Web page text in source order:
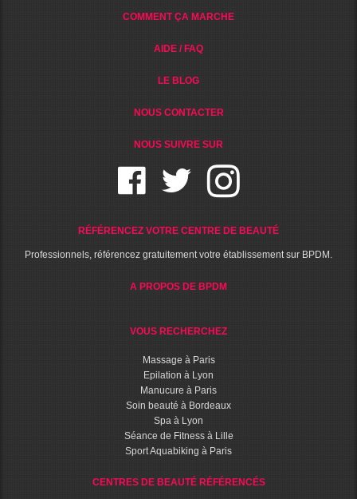
COMMENT ÇA MARCHE
AIDE / FAQ
LE BLOG
NOUS CONTACTER
NOUS SUIVRE SUR
RÉFÉRENCEZ VOTRE CENTRE DE BEAUTÉ
Professionnels, référencez gratuitement votre établissement sur BPDM.
A PROPOS DE BPDM
VOUS RECHERCHEZ
Massage à Paris
Epilation à Lyon
Manucure à Paris
Soin beauté à Bordeaux
Spa à Lyon
Séance de Fitness à Lille
Sport Aquabiking à Paris
CENTRES DE BEAUTÉ RÉFÉRENCÉS